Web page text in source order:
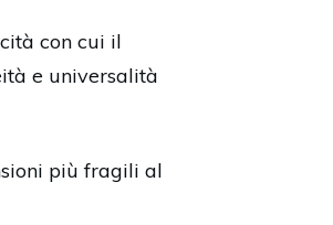
con cui il
e universalità
più fragili al